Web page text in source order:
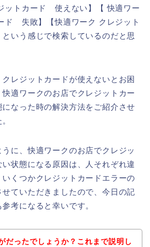
ットカード 使えない】【 快適ワー
ド 失敗】【快適ワーク クレジット
いう感じで検索しているのだと思
レジットカードが使えないとお困
快適ワークのお店でクレジットカー
になった時の解決方法をご紹介させ
に、快適ワークのお店でクレジッ
い状態になる原因は、人それぞれ違
くつかクレジットカードエラーの
ていただきましたので、今日の記
考になると幸いです。
だったでしょうか？これまで説明し